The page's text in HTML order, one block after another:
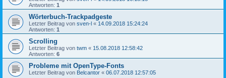
Antworten: 1
Wörterbuch-Trackpadgeste
Letzter Beitrag von sven-l « 14.09.2018 15:24:24
Antworten: 1
Scrolling
Letzter Beitrag von twm « 15.08.2018 12:58:42
Antworten: 6
Probleme mit OpenType-Fonts
Letzter Beitrag von Belcantor « 06.07.2018 12:57:05